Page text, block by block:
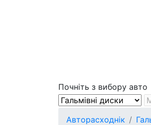
Почніть з вибору авто
Авторасходнік